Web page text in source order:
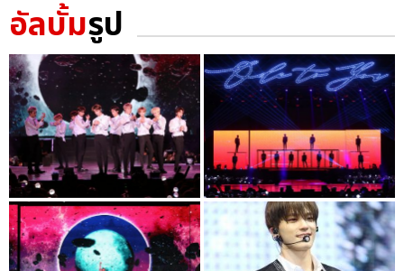
อัลบั้มรูป